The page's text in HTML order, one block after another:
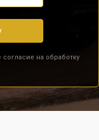
на обработку